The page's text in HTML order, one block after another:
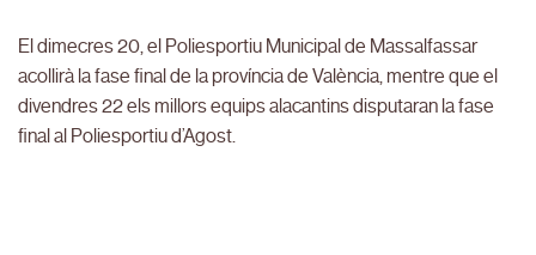
El dimecres 20, el Poliesportiu Municipal de Massalfassar
acollirà la fase final de la província de València, mentre que el
divendres 22 els millors equips alacantins disputaran la fase
final al Poliesportiu d’Agost.